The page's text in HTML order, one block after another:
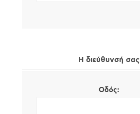
Η διεύθυνσή σας
Οδός: